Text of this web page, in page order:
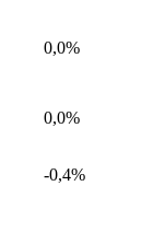
0,0%
0,0%
-0,4%